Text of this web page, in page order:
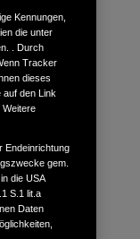
Kennungen,
die unter
. Durch
Tracker
dieses
auf den Link
Weitere
Endeinrichtung
gem.
die USA
S.1 lit.a
Daten